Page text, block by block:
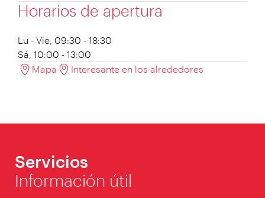
Horarios de apertura
Lu - Vie, 09:30 - 18:30
Sá, 10:00 - 13:00
Mapa
Interesante en los alrededores
Servicios
Información útil